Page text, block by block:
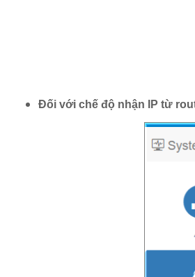
Đối với chế độ nhận IP từ